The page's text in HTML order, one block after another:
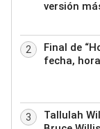
versión
2
Final de
fecha,
3
Tallulah